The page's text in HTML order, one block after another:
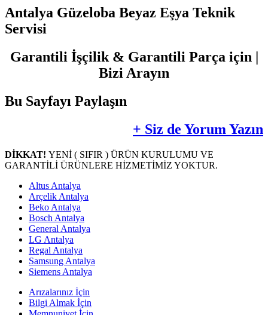
Antalya Güzeloba Beyaz Eşya Teknik
Servisi
Garantili İşçilik & Garantili Parça için |
Bizi Arayın
Bu Sayfayı Paylaşın
+ Siz de Yorum Yazın
DİKKAT! YENİ ( SIFIR ) ÜRÜN KURULUMU VE
GARANTİLİ ÜRÜNLERE HİZMETİMİZ YOKTUR.
Altus Antalya
Arçelik Antalya
Beko Antalya
Bosch Antalya
General Antalya
LG Antalya
Regal Antalya
Samsung Antalya
Siemens Antalya
Arızalarınız İçin
Bilgi Almak İçin